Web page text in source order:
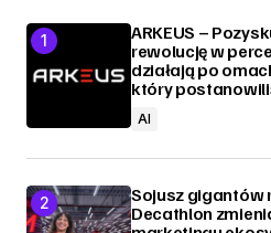
ARKEUS –
rewolucję w
działają po
który
AI
Sojusz gigantów
Decathlon